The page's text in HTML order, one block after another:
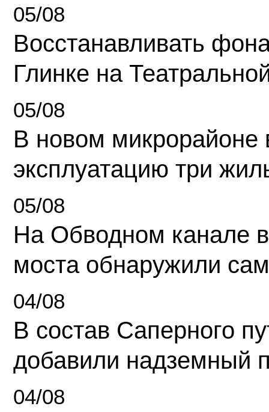
05/08
Восстанавливать
Глинке на
05/08
В новом микрорайоне
эксплуатацию три
05/08
На Обводном канале
моста обнаружили
04/08
В состав Саперного
добавили надземный
04/08